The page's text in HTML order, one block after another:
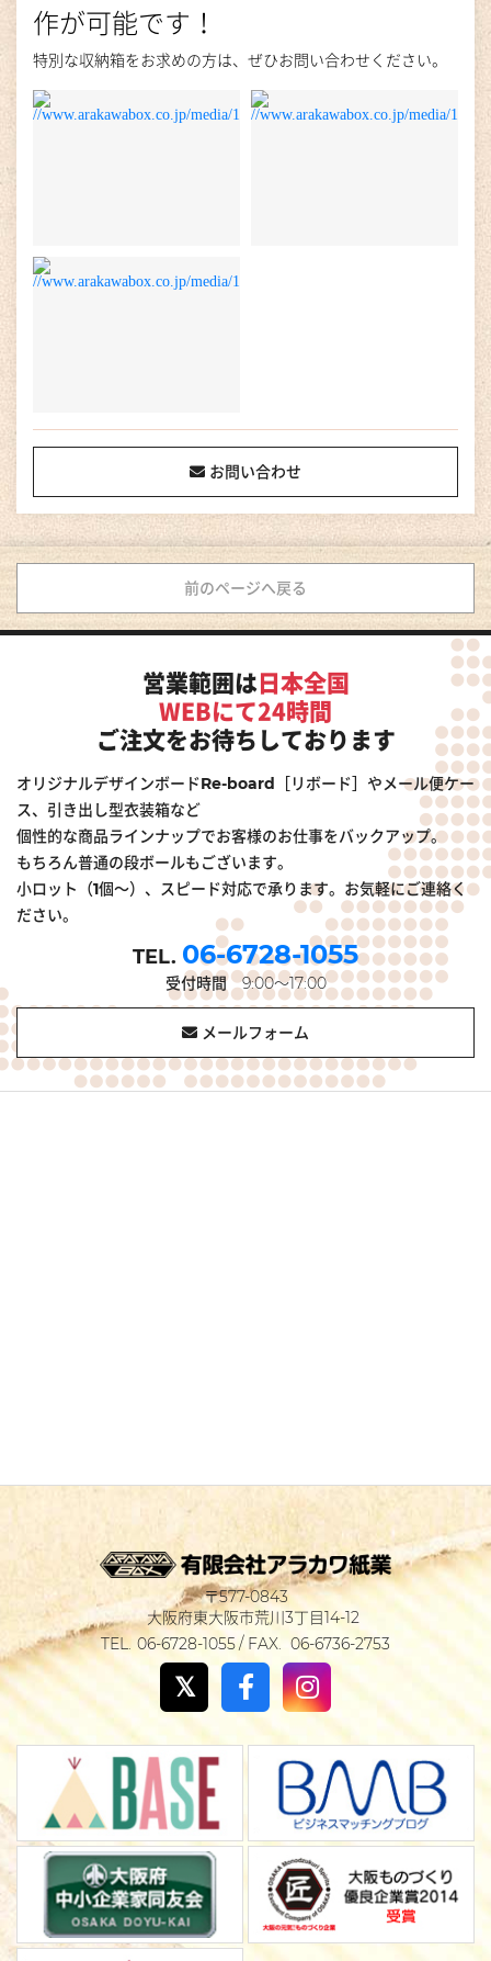
作が可能です！
特別な収納箱をお求めの方は、ぜひお問い合わせください。
お問い合わせ
前のページへ戻る
営業範囲は日本全国
WEBにて24時間
ご注文をお待ちしております
オリジナルデザインボードRe-board［リボード］やメール便ケー
ス、引き出し型衣装箱など
個性的な商品ラインナップでお客様のお仕事をバックアップ。
もちろん普通の段ボールもございます。
小ロット（1個～）、スピード対応で承ります。お気軽にご連絡く
ださい。
06-6728-1055
受付時間9:00～17:00
メールフォーム
577-0843
大阪府東大阪市荒川3丁目14-12
06-6728-1055
06-6736-2753